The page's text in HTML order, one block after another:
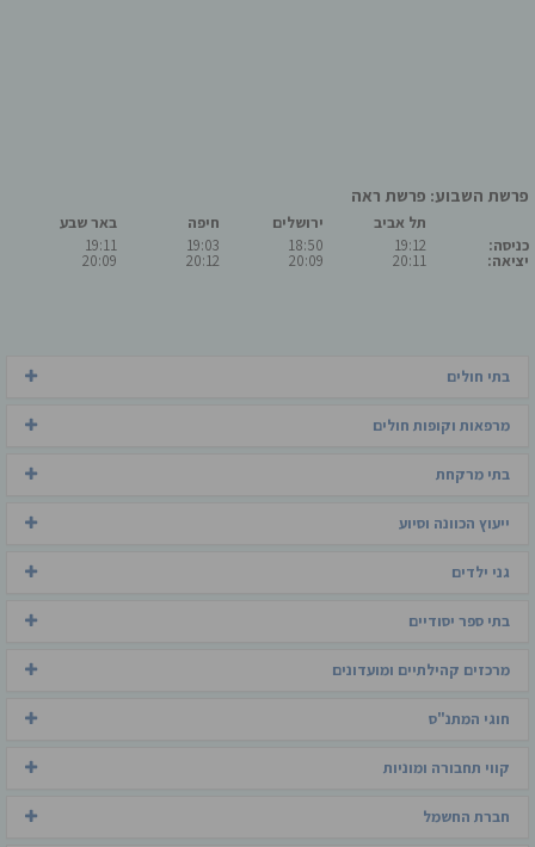
פרשת השבוע: פרשת ראה
כניסה:
יציאה:
תל אביב
19:12
20:11
ירושלים
18:50
20:09
חיפה
19:03
20:12
באר שבע
19:11
20:09
בתי חולים
מרפאות וקופות חולים
בתי מרקחת
ייעוץ הכוונה וסיוע
גני ילדים
בתי ספר יסודיים
מרכזים קהילתיים ומועדונים
חוגי המתנ"ס
קווי תחבורה ומוניות
חברת החשמל